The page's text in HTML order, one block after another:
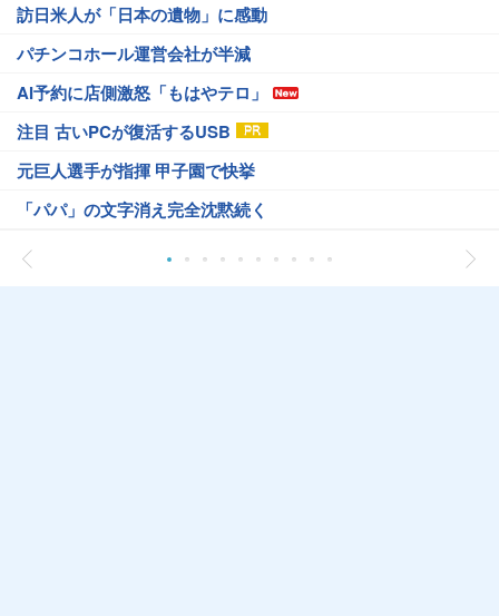
訪日米人が「日本の遺物」に感動
パチンコホール運営会社が半減
AI予約に店側激怒「もはやテロ」
注目 古いPCが復活するUSB
元巨人選手が指揮 甲子園で快挙
「パパ」の文字消え完全沈黙続く